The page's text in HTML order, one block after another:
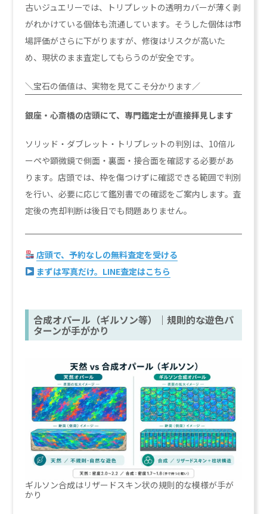
古いジュエリーでは、トリプレットの透明カバーが薄く剥
がれかけている個体も流通しています。そうした個体は市
場評価がさらに下がりますが、修復はリスクが高いた
め、現状のまま査定してもらうのが安全です。
＼宝石の価値は、実物を見てこそ分かります／
銀座・心斎橋の店頭にて、専門鑑定士が直接拝見します
ソリッド・ダブレット・トリプレットの判別は、10倍ル
ーペや顕微鏡で側面・裏面・接合面を確認する必要があ
ります。店頭では、枠を傷つけずに確認できる範囲で判別
を行い、必要に応じて鑑別書での確認をご案内します。査
定後の売却判断は後日でも問題ありません。
店頭で、予約なしの無料査定を受ける
まずは写真だけ。LINE査定はこちら
合成オパール（ギルソン等）｜規則的な遊色パ
ターンが手がかり
ギルソン合成はリザードスキン状の規則的な模様が手が
かり